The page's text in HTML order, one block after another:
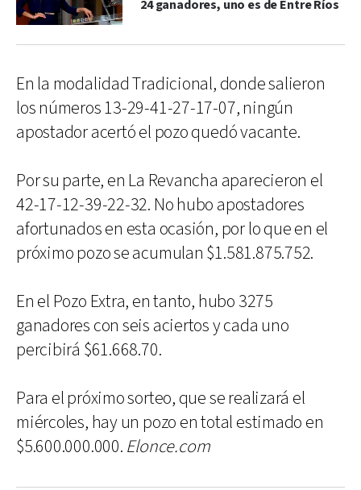
24 ganadores, uno es de Entre Ríos
En la modalidad Tradicional, donde salieron
los números 13-29-41-27-17-07, ningún
apostador acertó el pozo quedó vacante.
Por su parte, en La Revancha aparecieron el
42-17-12-39-22-32. No hubo apostadores
afortunados en esta ocasión, por lo que en el
próximo pozo se acumulan $1.581.875.752.
En el Pozo Extra, en tanto, hubo 3275
ganadores con seis aciertos y cada uno
percibirá $61.668.70.
Para el próximo sorteo, que se realizará el
miércoles, hay un pozo en total estimado en
$5.600.000.000. Elonce.com